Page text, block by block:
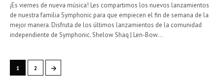
¡Es viernes de nueva música! Les compartimos los nuevos lanzamientos
de nuestra familia Symphonic para que empiecen el fin de semana de la
mejor manera. Disfruta de los últimos lanzamientos de la comunidad
independiente de Symphonic. Shelow Shaq | Len-Bow…
1 2 →